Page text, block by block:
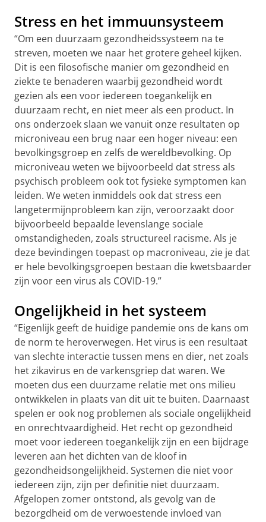
Stress en het immuunsysteem
“Om een duurzaam gezondheidssysteem na te
streven, moeten we naar het grotere geheel kijken.
Dit is een filosofische manier om gezondheid en
ziekte te benaderen waarbij gezondheid wordt
gezien als een voor iedereen toegankelijk en
duurzaam recht, en niet meer als een product. In
ons onderzoek slaan we vanuit onze resultaten op
microniveau een brug naar een hoger niveau: een
bevolkingsgroep en zelfs de wereldbevolking. Op
microniveau weten we bijvoorbeeld dat stress als
psychisch probleem ook tot fysieke symptomen kan
leiden. We weten inmiddels ook dat stress een
langetermijnprobleem kan zijn, veroorzaakt door
bijvoorbeeld bepaalde levenslange sociale
omstandigheden, zoals structureel racisme. Als je
deze bevindingen toepast op macroniveau, zie je dat
er hele bevolkingsgroepen bestaan die kwetsbaarder
zijn voor een virus als COVID-19.”
Ongelijkheid in het systeem
“Eigenlijk geeft de huidige pandemie ons de kans om
de norm te heroverwegen. Het virus is een resultaat
van slechte interactie tussen mens en dier, net zoals
het zikavirus en de varkensgriep dat waren. We
moeten dus een duurzame relatie met ons milieu
ontwikkelen in plaats van dit uit te buiten. Daarnaast
spelen er ook nog problemen als sociale ongelijkheid
en onrechtvaardigheid. Het recht op gezondheid
moet voor iedereen toegankelijk zijn en een bijdrage
leveren aan het dichten van de kloof in
gezondheidsongelijkheid. Systemen die niet voor
iedereen zijn, zijn per definitie niet duurzaam.
Afgelopen zomer ontstond, als gevolg van de
bezorgdheid om de verwoestende invloed van